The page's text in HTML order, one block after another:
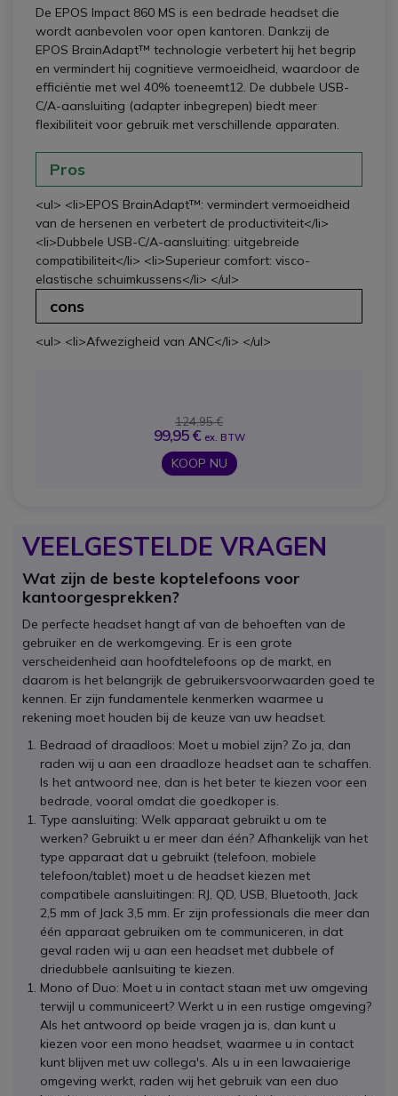
De EPOS Impact 860 MS is een bedrade headset die
wordt aanbevolen voor open kantoren. Dankzij de
EPOS BrainAdapt™ technologie verbetert hij het begrip
en vermindert hij cognitieve vermoeidheid, waardoor de
efficiëntie met wel 40% toeneemt12. De dubbele USB-
C/A-aansluiting (adapter inbegrepen) biedt meer
flexibiliteit voor gebruik met verschillende apparaten.
Pros
<ul> <li>EPOS BrainAdapt™: vermindert vermoeidheid
van de hersenen en verbetert de productiviteit</li>
<li>Dubbele USB-C/A-aansluiting: uitgebreide
compatibiliteit</li> <li>Superieur comfort: visco-
elastische schuimkussens</li> </ul>
cons
<ul> <li>Afwezigheid van ANC</li> </ul>
124,95 €
99,95 € ex. BTW
KOOP NU
VEELGESTELDE VRAGEN
Wat zijn de beste koptelefoons voor
kantoorgesprekken?
De perfecte headset hangt af van de behoeften van de
gebruiker en de werkomgeving. Er is een grote
verscheidenheid aan hoofdtelefoons op de markt, en
daarom is het belangrijk de gebruikersvoorwaarden goed te
kennen. Er zijn fundamentele kenmerken waarmee u
rekening moet houden bij de keuze van uw headset.
Bedraad of draadloos: Moet u mobiel zijn? Zo ja, dan
raden wij u aan een draadloze headset aan te schaffen.
Is het antwoord nee, dan is het beter te kiezen voor een
bedrade, vooral omdat die goedkoper is.
Type aansluiting: Welk apparaat gebruikt u om te
werken? Gebruikt u er meer dan één? Afhankelijk van het
type apparaat dat u gebruikt (telefoon, mobiele
telefoon/tablet) moet u de headset kiezen met
compatibele aansluitingen: RJ, QD, USB, Bluetooth, Jack
2,5 mm of Jack 3,5 mm. Er zijn professionals die meer dan
één apparaat gebruiken om te communiceren, in dat
geval raden wij u aan een headset met dubbele of
driedubbele aanlsuiting te kiezen.
Mono of Duo: Moet u in contact staan met uw omgeving
terwijl u communiceert? Werkt u in een rustige omgeving?
Als het antwoord op beide vragen ja is, dan kunt u
kiezen voor een mono headset, waarmee u in contact
kunt blijven met uw collega's. Als u in een lawaaierige
omgeving werkt, raden wij het gebruik van een duo